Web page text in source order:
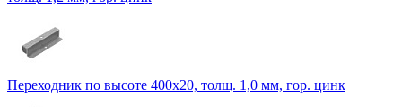
Переходник по высоте 400х20, толщ. 1,0 мм, гор. цинк